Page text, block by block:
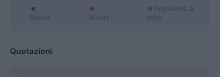
Quotazioni